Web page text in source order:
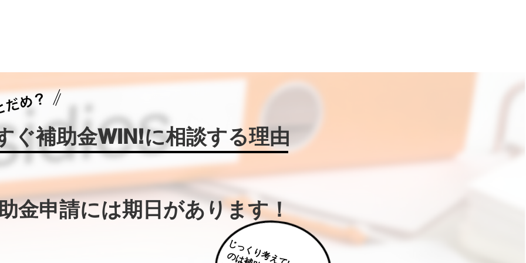
ぐ補助金WIN!に相談する理由
金申請には期日があります！